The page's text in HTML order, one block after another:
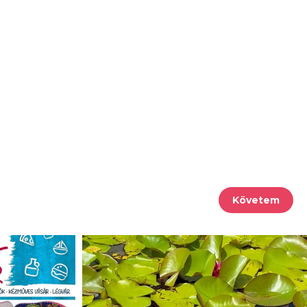
Követem